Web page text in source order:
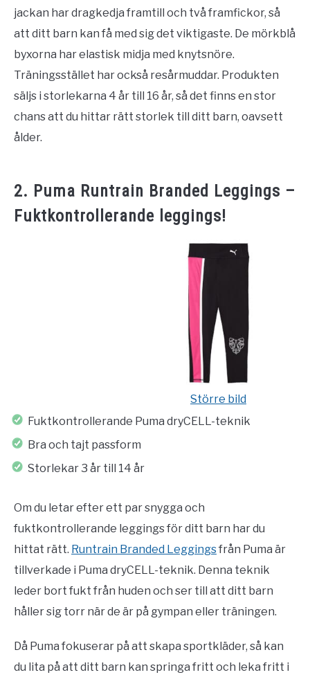
jackan har dragkedja framtill och två framfickor, så
att ditt barn kan få med sig det viktigaste. De mörkblå
byxorna har elastisk midja med knytsnöre.
Träningsstället har också resårmuddar. Produkten
säljs i storlekarna 4 år till 16 år, så det finns en stor
chans att du hittar rätt storlek till ditt barn, oavsett
ålder.
2. Puma Runtrain Branded Leggings –
Fuktkontrollerande leggings!
Större bild
Fuktkontrollerande Puma dryCELL-teknik
Bra och tajt passform
Storlekar 3 år till 14 år
Om du letar efter ett par snygga och
fuktkontrollerande leggings för ditt barn har du
hittat rätt. Runtrain Branded Leggingsfrån Puma är
tillverkade i Puma dryCELL-teknik. Denna teknik
leder bort fukt från huden och ser till att ditt barn
håller sig torr när de är på gympan eller träningen.
Då Puma fokuserar på att skapa sportkläder, så kan
du lita på att ditt barn kan springa fritt och leka fritt i